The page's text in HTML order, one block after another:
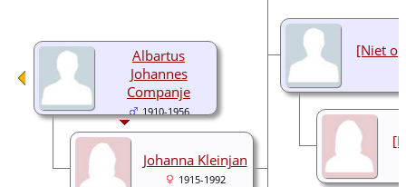
[Niet
Albartus
Johannes
Companje
1910-1956
Johanna Kleinjan
1915-1992